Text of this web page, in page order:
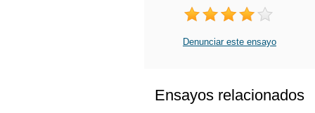
Denunciar este ensayo
Ensayos relacionados